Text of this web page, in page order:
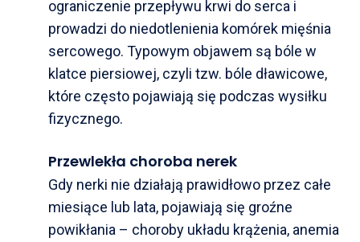
ograniczenie przepływu krwi do serca i
prowadzi do niedotlenienia komórek mięśnia
sercowego. Typowym objawem są bóle w
klatce piersiowej, czyli tzw. bóle dławicowe,
które często pojawiają się podczas wysiłku
fizycznego.
Przewlekła choroba nerek
Gdy nerki nie działają prawidłowo przez całe
miesiące lub lata, pojawiają się groźne
powikłania – choroby układu krążenia, anemia